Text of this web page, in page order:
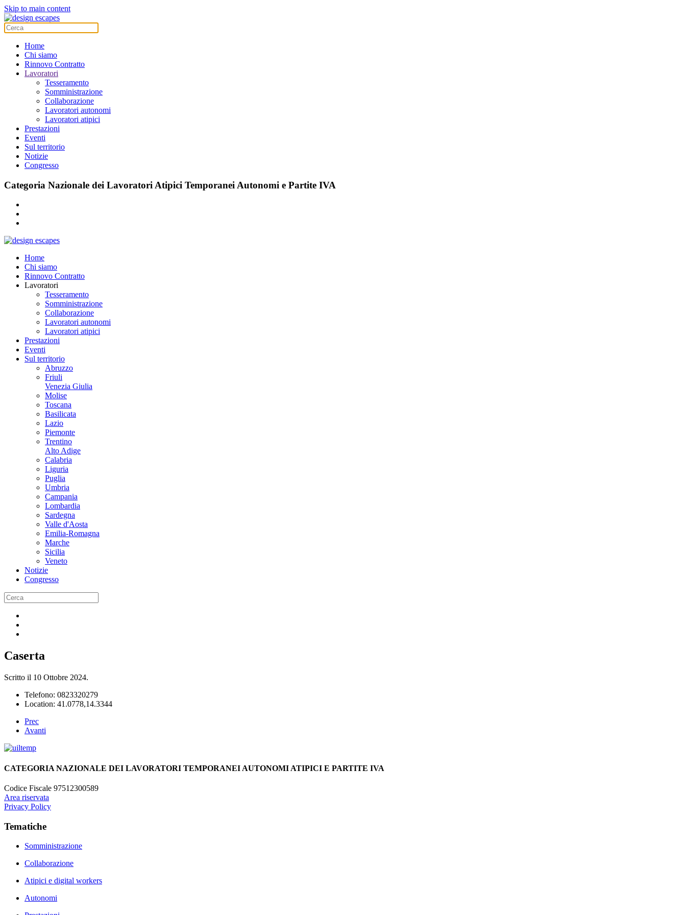
Skip to main content
Home
Chi siamo
Rinnovo Contratto
Lavoratori
Tesseramento
Somministrazione
Collaborazione
Lavoratori autonomi
Lavoratori atipici
Prestazioni
Eventi
Sul territorio
Notizie
Congresso
Categoria Nazionale dei Lavoratori Atipici Temporanei Autonomi e Partite IVA
Home
Chi siamo
Rinnovo Contratto
Lavoratori
Tesseramento
Somministrazione
Collaborazione
Lavoratori autonomi
Lavoratori atipici
Prestazioni
Eventi
Sul territorio
Abruzzo
Friuli
Venezia Giulia
Molise
Toscana
Basilicata
Lazio
Piemonte
Trentino
Alto Adige
Calabria
Liguria
Puglia
Umbria
Campania
Lombardia
Sardegna
Valle d'Aosta
Emilia-Romagna
Marche
Sicilia
Veneto
Notizie
Congresso
Caserta
Scritto il 10 Ottobre 2024.
Telefono: 0823320279
Location: 41.0778,14.3344
Prec
Avanti
CATEGORIA NAZIONALE DEI LAVORATORI TEMPORANEI AUTONOMI ATIPICI E PARTITE IVA
Codice Fiscale 97512300589
Area riservata
Privacy Policy
Tematiche
Somministrazione
Collaborazione
Atipici e digital workers
Autonomi